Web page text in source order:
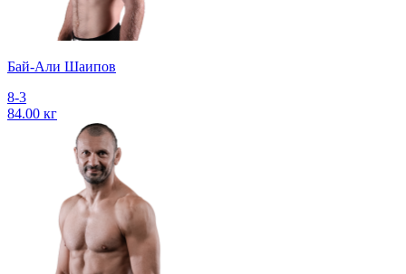
Бай-Али Шаипов
8-3
84.00 кг